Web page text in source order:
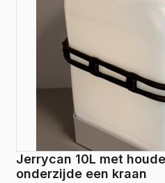
Jerrycan 10L met
onderzijde een kraan